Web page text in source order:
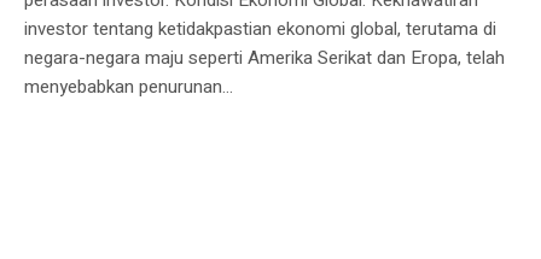
investor tentang ketidakpastian ekonomi global, terutama di
negara-negara maju seperti Amerika Serikat dan Eropa, telah
menyebabkan penurunan...